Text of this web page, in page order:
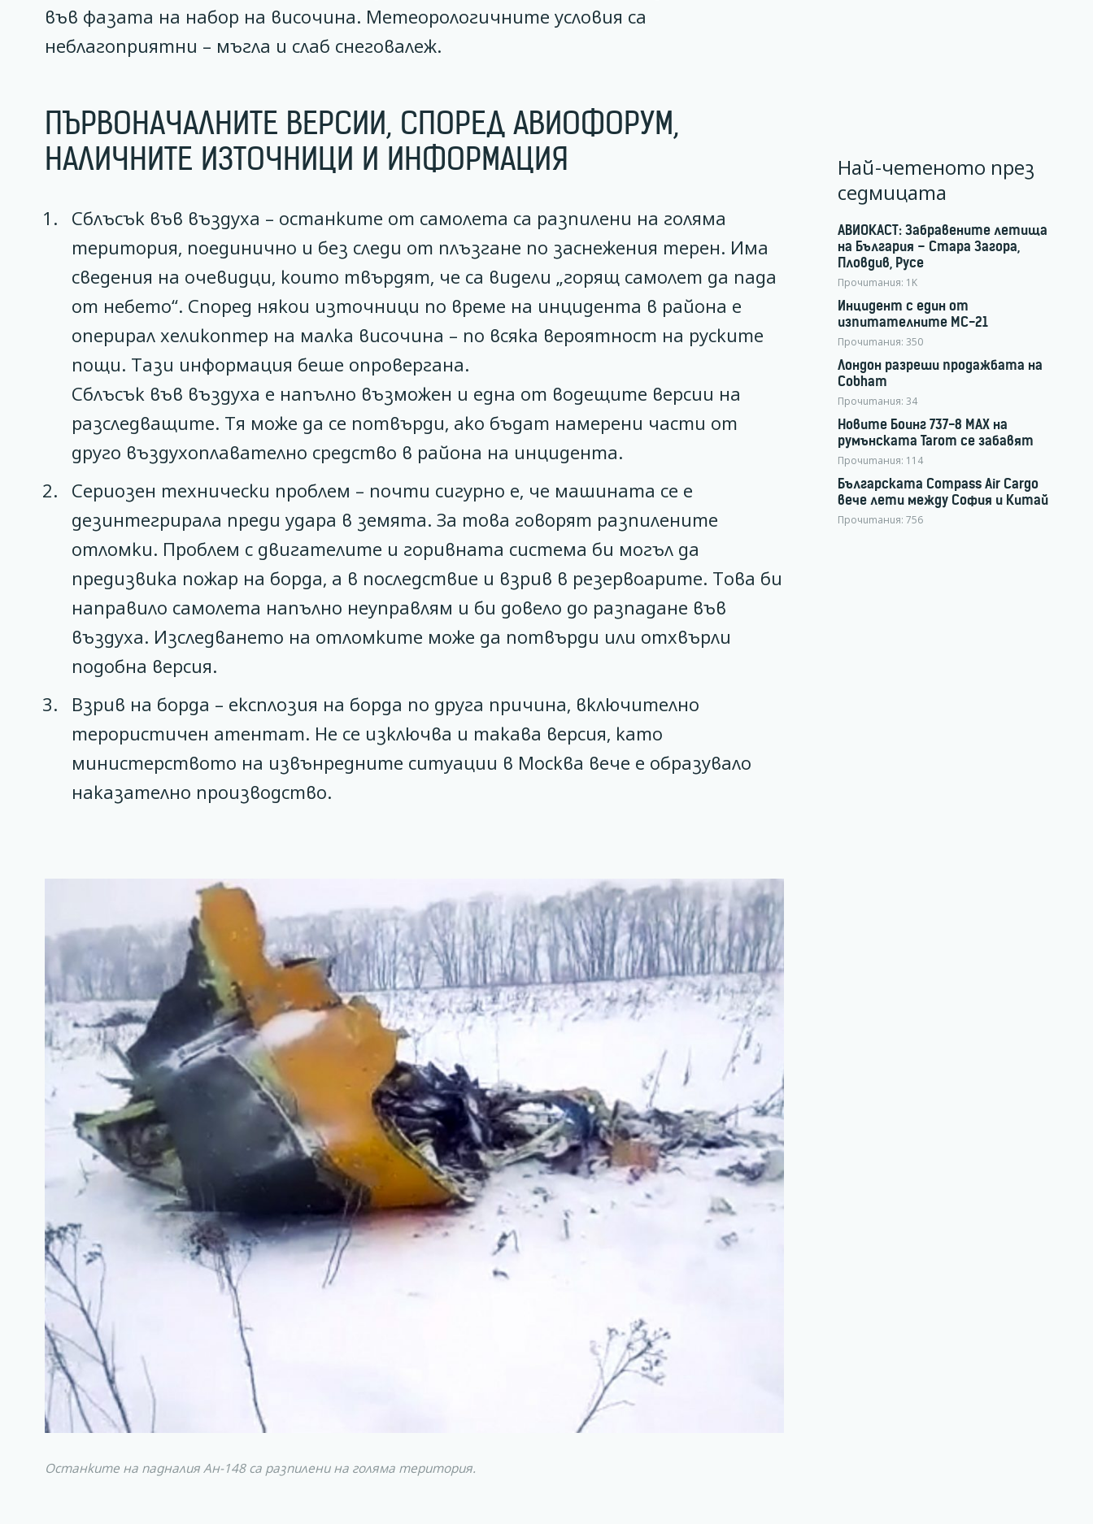
във фазата на набор на височина. Метеорологичните условия са
неблагоприятни – мъгла и слаб снеговалеж.
ПЪРВОНАЧАЛНИТЕ ВЕРСИИ, СПОРЕД АВИОФОРУМ,
НАЛИЧНИТЕ ИЗТОЧНИЦИ И ИНФОРМАЦИЯ
Сблъсък във въздуха – останките от самолета са разпилени на голяма
територия, поединично и без следи от плъзгане по заснежения терен. Има
сведения на очевидци, които твърдят, че са видели „горящ самолет да пада
от небето“. Според някои източници по време на инцидента в района е
оперирал хеликоптер на малка височина – по всяка вероятност на руските
пощи. Тази информация беше опровергана.
Сблъсък във въздуха е напълно възможен и една от водещите версии на
разследващите. Тя може да се потвърди, ако бъдат намерени части от
друго въздухоплавателно средство в района на инцидента.
Сериозен технически проблем – почти сигурно е, че машината се е
дезинтегрирала преди удара в земята. За това говорят разпилените
отломки. Проблем с двигателите и горивната система би могъл да
предизвика пожар на борда, а в последствие и взрив в резервоарите. Това би
направило самолета напълно неуправлям и би довело до разпадане във
въздуха. Изследването на отломките може да потвърди или отхвърли
подобна версия.
Взрив на борда – експлозия на борда по друга причина, включително
терористичен атентат. Не се изключва и такава версия, като
министерството на извънредните ситуации в Москва вече е образувало
наказателно производство.
Останките на падналия Ан-148 са разпилени на голяма територия.
Най-четеното през
седмицата
АВИОКАСТ: Забравените летища
на България – Стара Загора,
Пловдив, Русе
Прочитания: 1K
Инцидент с един от
изпитателните МС-21
Прочитания: 350
Лондон разреши продажбата на
Cobham
Прочитания: 34
Новите Боинг 737-8 MAX на
румънската Tarom се забавят
Прочитания: 114
Българската Compass Air Cargo
вече лети между София и Китай
Прочитания: 756